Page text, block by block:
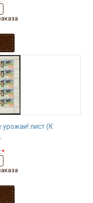
урожаи! лист (К
*